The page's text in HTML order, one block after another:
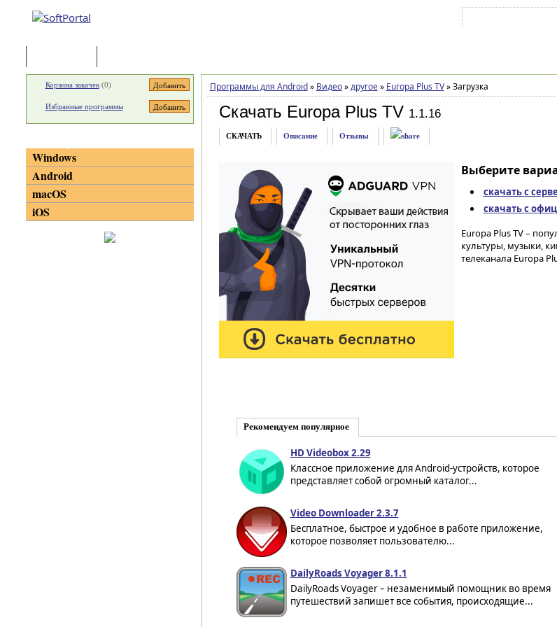
Программы для Android » Видео » другое » Europa Plus TV »Загрузка
Скачать Europa Plus TV 1.1.16
СКАЧАТЬ Описание Отзывы
Выберите
скачать с
скачать с
Europa Plus TV –
культуры, музыки,
телеканала Europa
Рекомендуем популярное
HD Videobox 2.29
Классное приложение для Android-устройств, которое
представляет собой огромный каталог...
Video Downloader 2.3.7
Бесплатное, быстрое и удобное в работе приложение,
которое позволяет пользователю...
DailyRoads Voyager 8.1.1
DailyRoads Voyager – незаменимый помощник во время
путешествий запишет все события, происходящие...
Корзина закачек(0)
Избранные программы
Windows
Android
macOS
iOS